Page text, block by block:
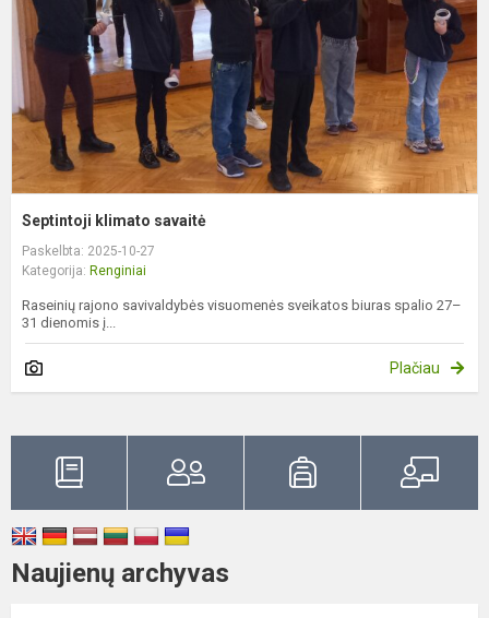
Septintoji klimato savaitė
Paskelbta: 2025-10-27
Kategorija: Renginiai
Raseinių rajono savivaldybės visuomenės sveikatos biuras spalio 27–
31 dienomis į...
Plačiau
Naujienų archyvas